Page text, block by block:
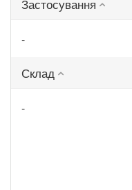
Застосування
-
Склад
-